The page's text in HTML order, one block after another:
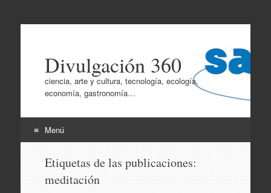
Divulgación 360
ciencia, arte y cultura, tecnología, ecología,
economía, gastronomía…
Menú
contenido
Etiquetas de las publicaciones:
meditación